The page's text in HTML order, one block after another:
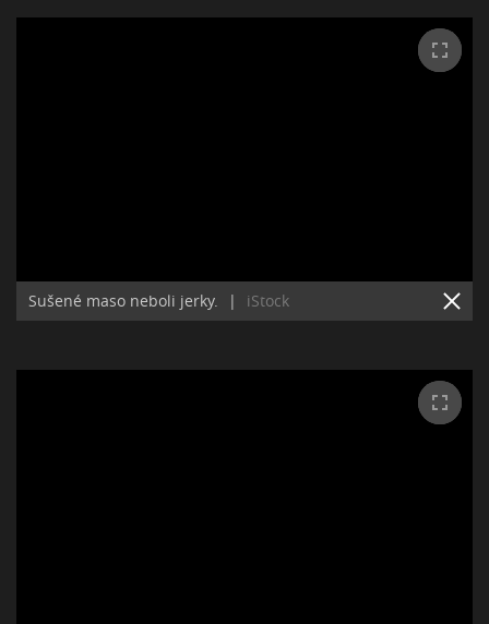
Sušené maso neboli jerky. | iStock